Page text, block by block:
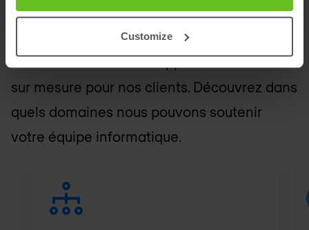
Customize
Notre force réside dans notre flexibilité et
notre volonté de développer des solutions
sur mesure pour nos clients. Découvrez dans
quels domaines nous pouvons soutenir
votre équipe informatique.